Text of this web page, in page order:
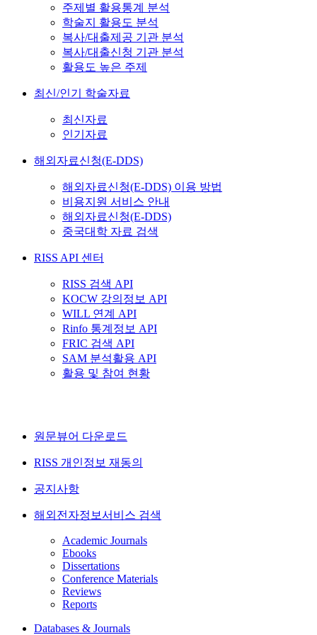
주제별 활용통계 분석
학술지 활용도 분석
복사/대출제공 기관 분석
복사/대출신청 기관 분석
활용도 높은 주제
최신/인기 학술자료
최신자료
인기자료
해외자료신청(E-DDS)
해외자료신청(E-DDS) 이용 방법
비용지원 서비스 안내
해외자료신청(E-DDS)
중국대학 자료 검색
RISS API 센터
RISS 검색 API
KOCW 강의정보 API
WILL 연계 API
Rinfo 통계정보 API
FRIC 검색 API
SAM 분석활용 API
활용 및 참여 현황
원문뷰어 다운로드
RISS 개인정보 재동의
공지사항
해외전자정보서비스 검색
Academic Journals
Ebooks
Dissertations
Conference Materials
Reviews
Reports
Databases & Journals